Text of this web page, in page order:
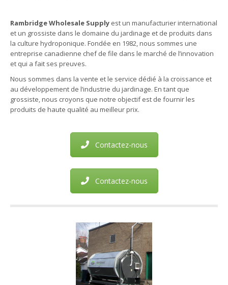
Rambridge Wholesale Supply est un manufacturier international
et un grossiste dans le domaine du jardinage et de produits dans
la culture hydroponique. Fondée en 1982, nous sommes une
entreprise canadienne chef de file dans le marché de l’innovation
et qui a fait ses preuves.
Nous sommes dans la vente et le service dédié à la croissance et
au développement de l’industrie du jardinage. En tant que
grossiste, nous croyons que notre objectif est de fournir les
produits de haute qualité au meilleur prix.
Contactez-nous
Contactez-nous